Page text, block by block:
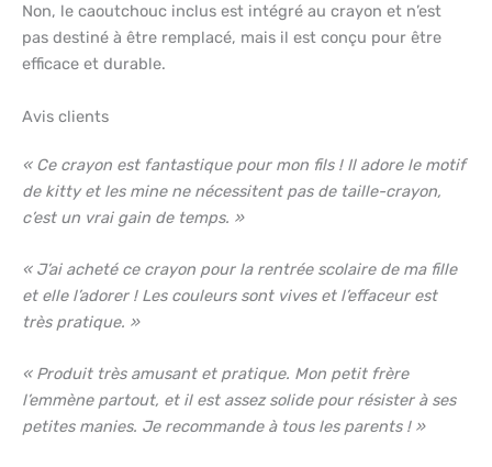
Non, le caoutchouc inclus est intégré au crayon et n’est
pas destiné à être remplacé, mais il est conçu pour être
efficace et durable.
Avis clients
« Ce crayon est fantastique pour mon fils ! Il adore le motif
de kitty et les mine ne nécessitent pas de taille-crayon,
c’est un vrai gain de temps. »
« J’ai acheté ce crayon pour la rentrée scolaire de ma fille
et elle l’adorer ! Les couleurs sont vives et l’effaceur est
très pratique. »
« Produit très amusant et pratique. Mon petit frère
l’emmène partout, et il est assez solide pour résister à ses
petites manies. Je recommande à tous les parents ! »